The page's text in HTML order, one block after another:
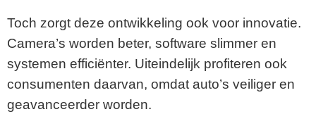
Toch zorgt deze ontwikkeling ook voor innovatie.
Camera’s worden beter, software slimmer en
systemen efficiënter. Uiteindelijk profiteren ook
consumenten daarvan, omdat auto’s veiliger en
geavanceerder worden.